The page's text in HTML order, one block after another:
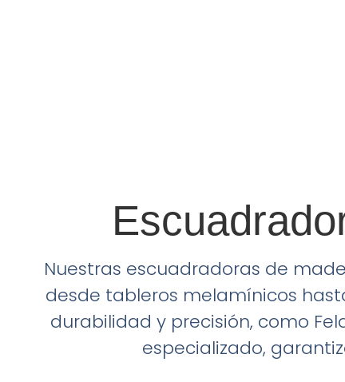
Nuestras escuadradoras de
desde tableros melamínicos
durabilidad y precisión, como
especializado,